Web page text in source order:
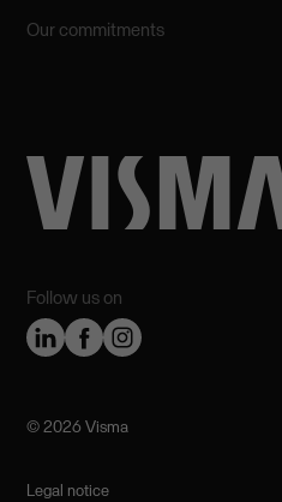
Follow us on
Our commitments
©️ 2026 Visma
Legal notice